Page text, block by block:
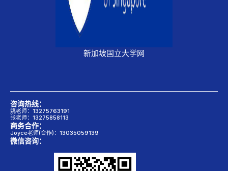
新加坡国立大学网
咨询热线：
姚老师：13275763191
张老师：13275858113
商务合作：
Joyce老师(合作)：13035059139
微信咨询：